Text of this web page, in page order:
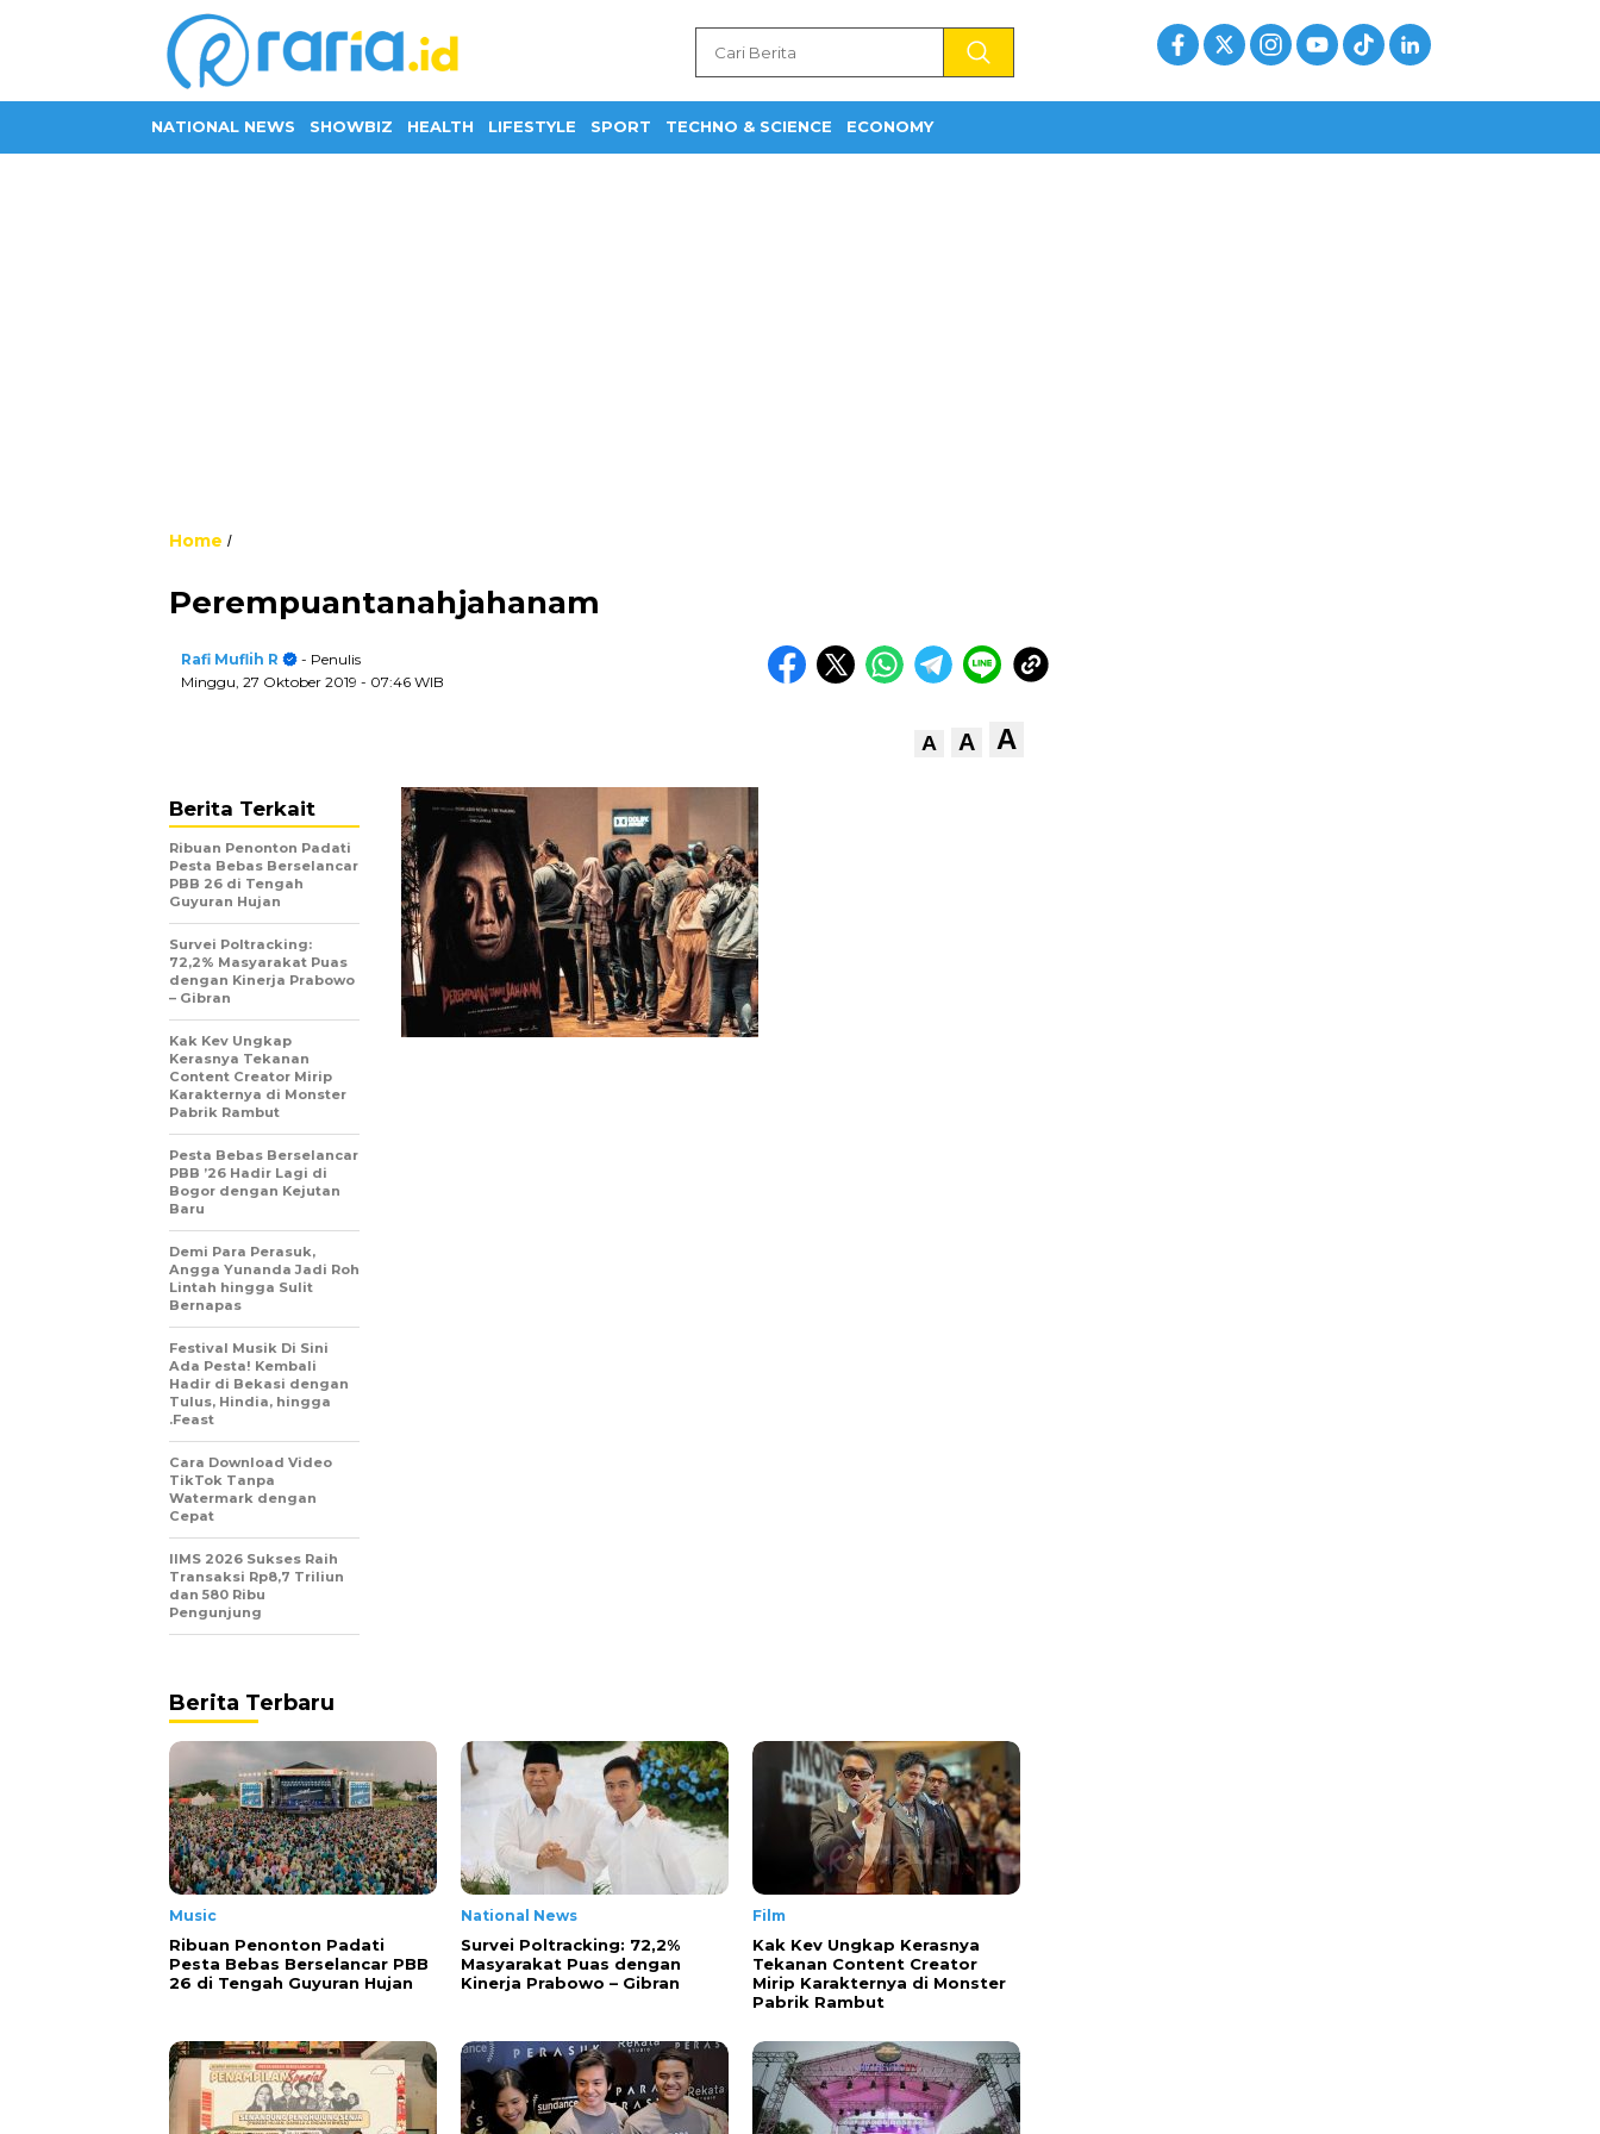
NATIONAL NEWS SHOWBIZ HEALTH LIFESTYLE SPORT TECHNO & SCIENCE ECONOMY
Home /
Perempuantanahjahanam
Rafi Muflih R
- Penulis
Minggu, 27 Oktober 2019 - 07:46 WIB
A A A
Berita Terkait
Ribuan Penonton Padati
Pesta Bebas Berselancar
PBB 26 di Tengah
Guyuran Hujan
Survei Poltracking:
72,2% Masyarakat Puas
dengan Kinerja Prabowo
– Gibran
Kak Kev Ungkap
Kerasnya Tekanan
Content Creator Mirip
Karakternya di Monster
Pabrik Rambut
Pesta Bebas Berselancar
PBB ’26 Hadir Lagi di
Bogor dengan Kejutan
Baru
Demi Para Perasuk,
Angga Yunanda Jadi Roh
Lintah hingga Sulit
Bernapas
Festival Musik Di Sini
Ada Pesta! Kembali
Hadir di Bekasi dengan
Tulus, Hindia, hingga
.Feast
Cara Download Video
TikTok Tanpa
Watermark dengan
Cepat
IIMS 2026 Sukses Raih
Transaksi Rp8,7 Triliun
dan 580 Ribu
Pengunjung
Berita Terbaru
Music
Ribuan Penonton Padati
Pesta Bebas Berselancar PBB
26 di Tengah Guyuran Hujan
National News
Survei Poltracking: 72,2%
Masyarakat Puas dengan
Kinerja Prabowo – Gibran
Film
Kak Kev Ungkap Kerasnya
Tekanan Content Creator
Mirip Karakternya di Monster
Pabrik Rambut